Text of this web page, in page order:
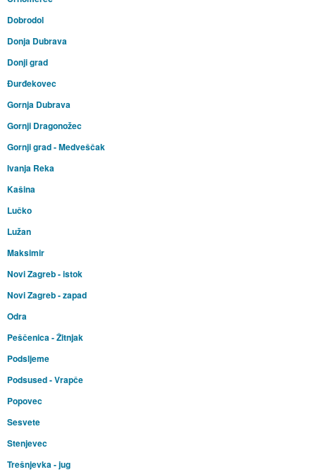
Dobrodol
Donja Dubrava
Donji grad
Đurđekovec
Gornja Dubrava
Gornji Dragonožec
Gornji grad - Medveščak
Ivanja Reka
Kašina
Lučko
Lužan
Maksimir
Novi Zagreb - istok
Novi Zagreb - zapad
Odra
Peščenica - Žitnjak
Podsljeme
Podsused - Vrapče
Popovec
Sesvete
Stenjevec
Trešnjevka - jug